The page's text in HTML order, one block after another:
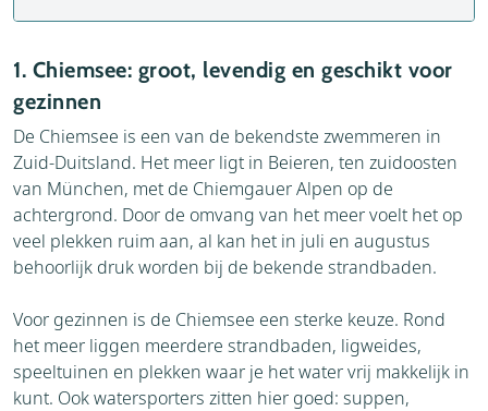
1. Chiemsee: groot, levendig en geschikt voor
gezinnen
De Chiemsee is een van de bekendste zwemmeren in
Zuid-Duitsland. Het meer ligt in Beieren, ten zuidoosten
van München, met de Chiemgauer Alpen op de
achtergrond. Door de omvang van het meer voelt het op
veel plekken ruim aan, al kan het in juli en augustus
behoorlijk druk worden bij de bekende strandbaden.
Voor gezinnen is de Chiemsee een sterke keuze. Rond
het meer liggen meerdere strandbaden, ligweides,
speeltuinen en plekken waar je het water vrij makkelijk in
kunt. Ook watersporters zitten hier goed: suppen,